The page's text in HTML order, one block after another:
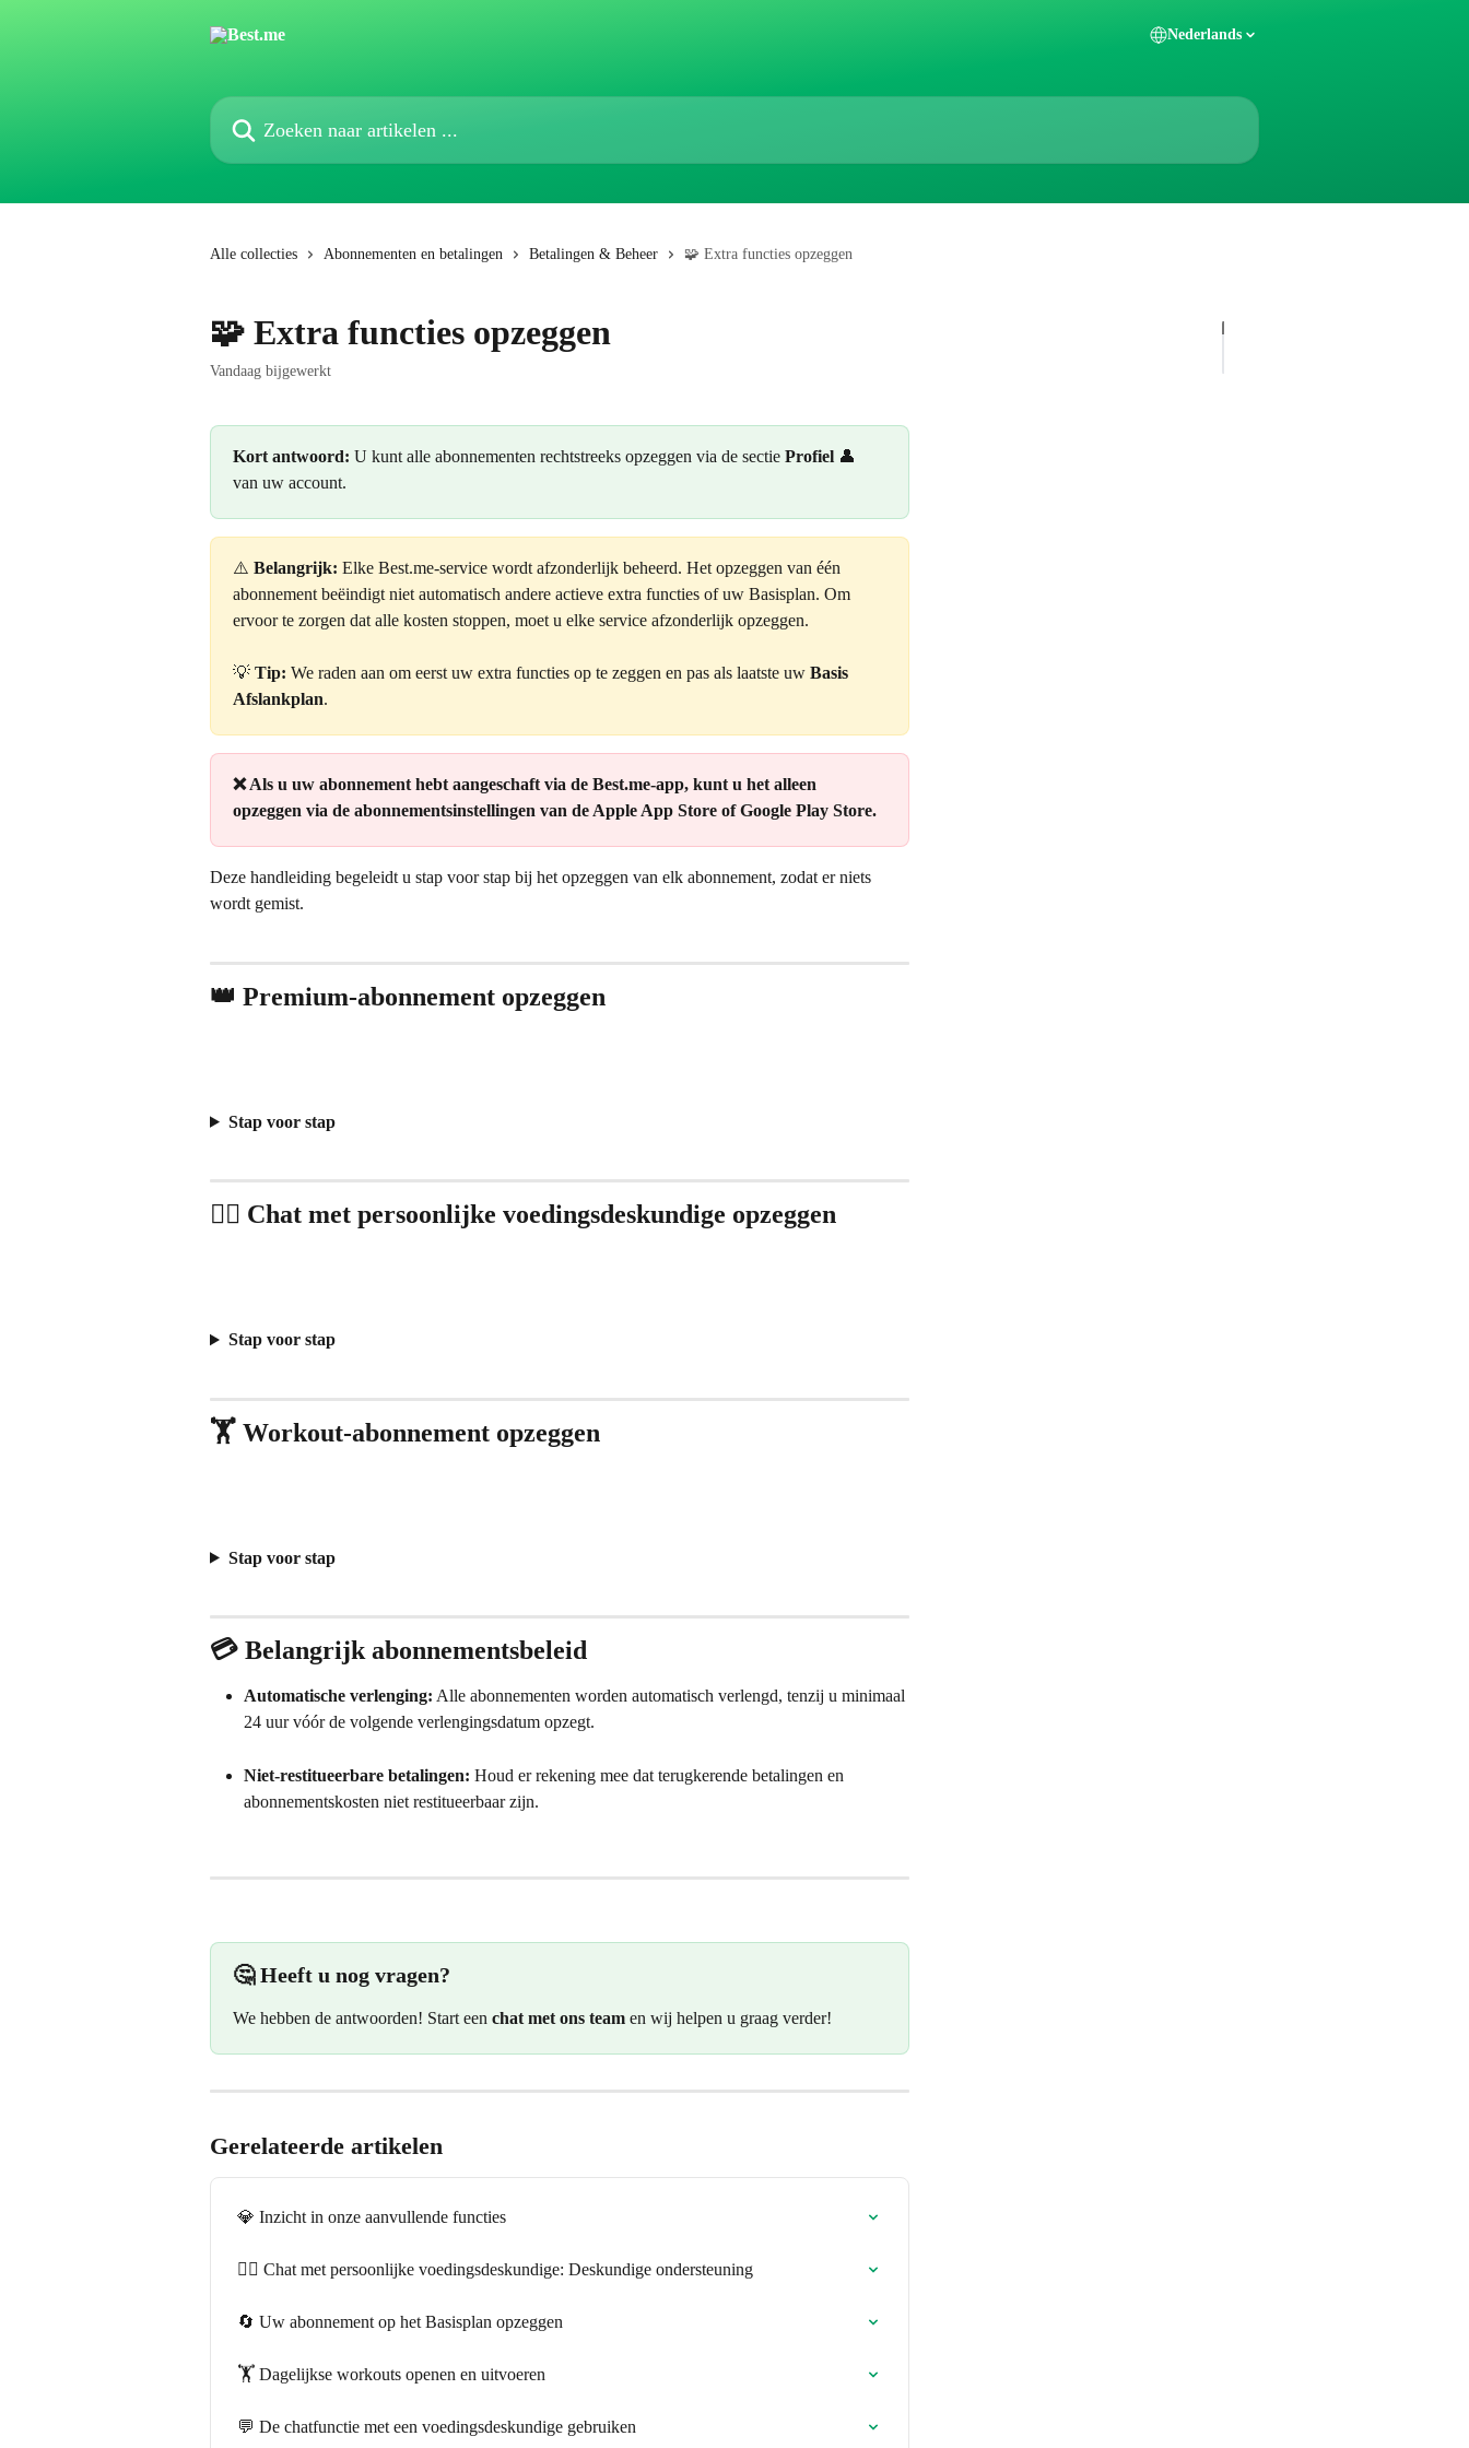
Nederlands
Zoeken naar artikelen ...
Alle collecties Abonnementen en betalingen Betalingen & Beheer 🧩 Extra functies opzeggen
🧩 Extra functies opzeggen
Vandaag bijgewerkt
Kort antwoord: U kunt alle abonnementen rechtstreeks opzeggen via de sectie Profiel 👤
van uw account.
⚠️ Belangrijk: Elke Best.me-service wordt afzonderlijk beheerd. Het opzeggen van één
abonnement beëindigt niet automatisch andere actieve extra functies of uw Basisplan. Om
ervoor te zorgen dat alle kosten stoppen, moet u elke service afzonderlijk opzeggen.
💡 Tip: We raden aan om eerst uw extra functies op te zeggen en pas als laatste uw Basis
Afslankplan.
❌ Als u uw abonnement hebt aangeschaft via de Best.me-app, kunt u het alleen
opzeggen via de abonnementsinstellingen van de Apple App Store of Google Play Store.
Deze handleiding begeleidt u stap voor stap bij het opzeggen van elk abonnement, zodat er niets
wordt gemist.
👑 Premium-abonnement opzeggen
Stap voor stap
🧑‍⚕️ Chat met persoonlijke voedingsdeskundige opzeggen
Stap voor stap
🏋️ Workout-abonnement opzeggen
Stap voor stap
💳 Belangrijk abonnementsbeleid
Automatische verlenging: Alle abonnementen worden automatisch verlengd, tenzij u minimaal
24 uur vóór de volgende verlengingsdatum opzegt.
Niet-restitueerbare betalingen: Houd er rekening mee dat terugkerende betalingen en
abonnementskosten niet restitueerbaar zijn.
🤔 Heeft u nog vragen?
We hebben de antwoorden! Start een chat met ons team en wij helpen u graag verder!
Gerelateerde artikelen
💎 Inzicht in onze aanvullende functies
🧑‍⚕️ Chat met persoonlijke voedingsdeskundige: Deskundige ondersteuning
🔄 Uw abonnement op het Basisplan opzeggen
🏋️ Dagelijkse workouts openen en uitvoeren
💬 De chatfunctie met een voedingsdeskundige gebruiken